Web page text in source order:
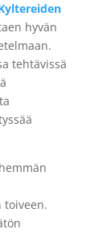
hyvän
tehtävissä
toiveen.